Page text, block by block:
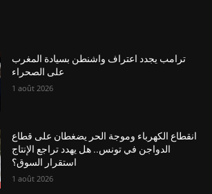
ترامب يجدد اعتراف واشنطن بسيادة المغرب
على الصحراء
1 août 2026
انقطاع الكهرباء وموجة الحر يضغطان على قطاع
الدواجن في تونس.. هل يهدد تراجع الإنتاج
استقرار السوق؟
1 août 2026